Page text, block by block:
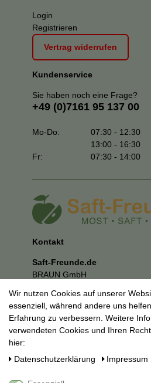
Login
Registrieren
Vertrag widerrufen
Kundenservice
Sie haben noch eine Frage?
+49 (0)7161 95 137 00
Mo-Do:
07:30 - 12:30
13:00 - 16:30
Fr:
07:30 - 14:00
Kontakt
Saft-Freunde.de
BRAUN GmbH
73037 Göppingen
E-Mail:mail@saft-freunde.de
Unternehmen
Impressum
Wir nutzen Cookies auf unserer
essenziell, während andere uns
Erfahrung zu verbessern. Weitere
verwendeten Cookies und Ihren
hier:
Daten­schutz­erklärung
Impressum